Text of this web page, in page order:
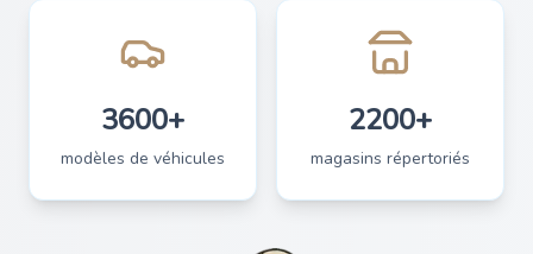
3600+
modèles de véhicules
2200+
magasins répertoriés